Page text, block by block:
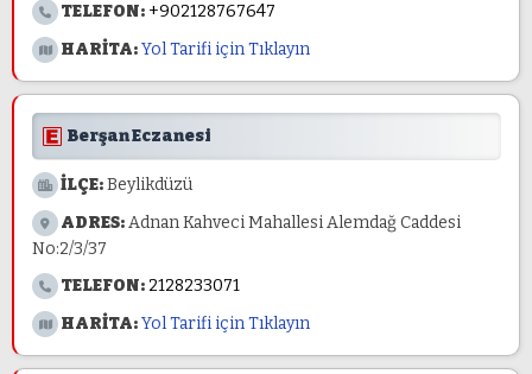
TELEFON: +902128767647
HARİTA:Yol Tarifi için Tıklayın
Berşan Eczanesi
İLÇE:Beylikdüzü
ADRES:Adnan Kahveci Mahallesi Alemdağ Caddesi
No:2/3/37
TELEFON: 2128233071
HARİTA:Yol Tarifi için Tıklayın